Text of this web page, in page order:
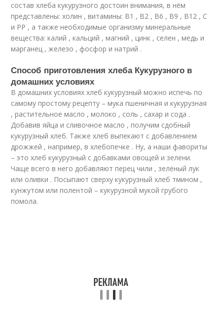
состав хлеба кукурузного достоин внимания, в нём
представлены: холин , витамины: В1 , В2 , В6 , В9 , В12 , С
и РР , а также необходимые организму минеральные
вещества: калий , кальций , магний , цинк , селен , медь и
марганец , железо , фосфор и натрий .
Способ приготовления хлеба Кукурузного в
домашних условиях
В домашних условиях хлеб кукурузный можно испечь по
самому простому рецепту – мука пшеничная и кукурузная
, растительное масло , молоко , соль , сахар и сода .
Добавив яйца и сливочное масло , получим сдобный
кукурузный хлеб. Также хлеб выпекают с добавлением
дрожжей , например, в хлебопечке . Ну, а наши фавориты
– это хлеб кукурузный с добавками овощей и зелени.
Чаще всего в него добавляют перец чили , зелёный лук
или оливки . Посыпают сверху кукурузный хлеб тмином ,
кунжутом или полентой – кукурузной мукой грубого
помола.